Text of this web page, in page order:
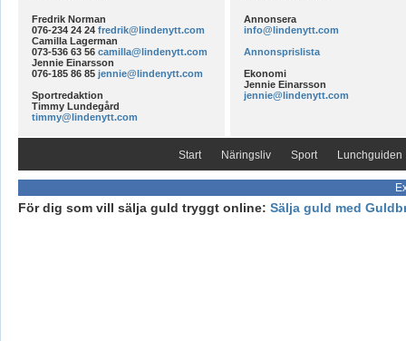
Fredrik Norman
076-234 24 24 fredrik@lindenytt.com
Camilla Lagerman
073-536 63 56 camilla@lindenytt.com
Jennie Einarsson
076-185 86 85 jennie@lindenytt.com
Sportredaktion
Timmy Lundegård
timmy@lindenytt.com
Annonsera
info@lindenytt.com
Annonsprislista
Ekonomi
Jennie Einarsson
jennie@lindenytt.com
Start Näringsliv Sport Lunchguiden
För dig som vill sälja guld tryggt online: Sälja guld med